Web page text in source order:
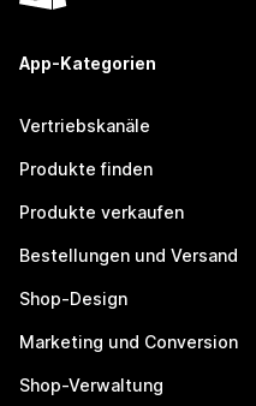
App-Kategorien
Vertriebskanäle
Produkte finden
Produkte verkaufen
Bestellungen und Versand
Shop-Design
Marketing und Conversion
Shop-Verwaltung